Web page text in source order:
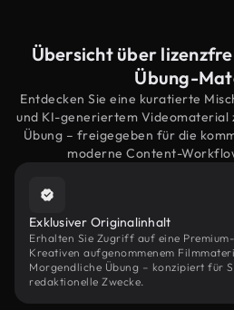
Übersicht über
Übung-
Entdecken Sie eine kuratierte
und KI-generiertem Videomaterial
Übung – freigegeben für die
moderne Content-
Exklusiver Originalinhalt
Erhalten Sie Zugriff auf eine
Kreativen aufgenommenem
Morgendliche Übung – konzipiert für
redaktionelle Zwecke.